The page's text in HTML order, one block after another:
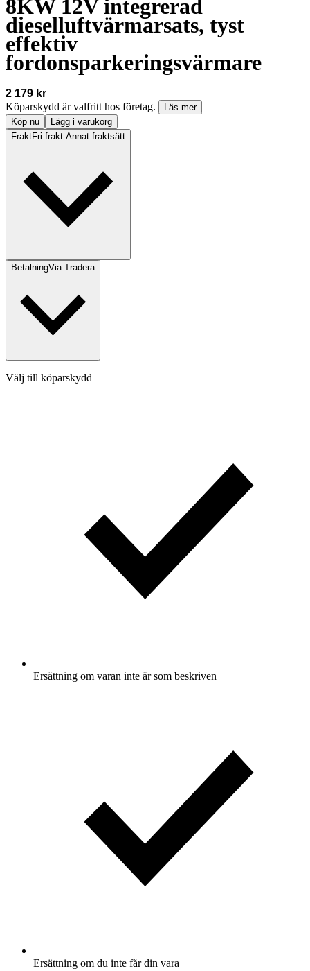
8KW 12V integrerad
dieselluftvärmarsats, tyst
effektiv
fordonsparkeringsvärmare
2 179 kr
Köparskydd är valfritt hos företag.
Läs mer
Köp nu
Lägg i varukorg
FraktFri frakt Annat fraktsätt
BetalningVia Tradera
Välj till köparskydd
Ersättning om varan inte är som beskriven
Ersättning om du inte får din vara